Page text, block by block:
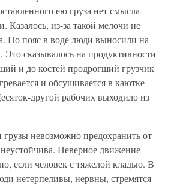
ею груза нет смысла
Казалось, из-за такой мелочи не
По пояс в воде люди выносили на
сказывалось на продуктивности
и до костей продрогший грузчик
и обсушивается в каютке
другой рабочих выходило из
невозможно предохранить от
Неверное движение —
если человек с тяжелой кладью. В
нетерпеливы, нервны, стремятся